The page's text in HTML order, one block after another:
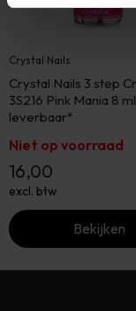
Crystal Nails
Crystal Nails 3 step
3S216 Pink Mania 8
leverbaar*
Niet op voorraad
16,00
excl. btw
Bekijken